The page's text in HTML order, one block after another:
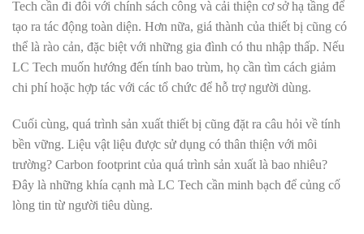
Tech cần đi đôi với chính sách công và cải thiện cơ sở hạ tầng để
tạo ra tác động toàn diện. Hơn nữa, giá thành của thiết bị cũng có
thể là rào cản, đặc biệt với những gia đình có thu nhập thấp. Nếu
LC Tech muốn hướng đến tính bao trùm, họ cần tìm cách giảm
chi phí hoặc hợp tác với các tổ chức để hỗ trợ người dùng.
Cuối cùng, quá trình sản xuất thiết bị cũng đặt ra câu hỏi về tính
bền vững. Liệu vật liệu được sử dụng có thân thiện với môi
trường? Carbon footprint của quá trình sản xuất là bao nhiêu?
Đây là những khía cạnh mà LC Tech cần minh bạch để củng cố
lòng tin từ người tiêu dùng.